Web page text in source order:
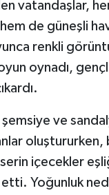
vatandaşlar,
de güneşli
renkli
oynadı,
şemsiye ve
oluştururken,
içecekler
Yoğunluk